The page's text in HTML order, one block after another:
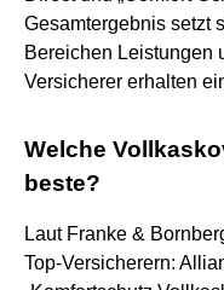
Gesamtergebnis setzt
Bereichen Leistungen
Versicherer erhalten
Welche
beste?
Laut Franke &
Top-Versicherern: